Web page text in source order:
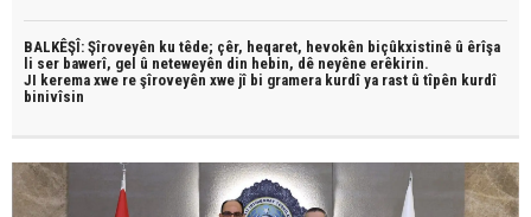
BALKÊŞÎ: Şîroveyên ku têde; çêr, heqaret, hevokên biçûkxistinê û êrîşa
li ser bawerî, gel û neteweyên din hebin, dê neyêne erêkirin.
JI kerema xwe re şîroveyên xwe jî bi gramera kurdî ya rast û tîpên kurdî
binivîsin